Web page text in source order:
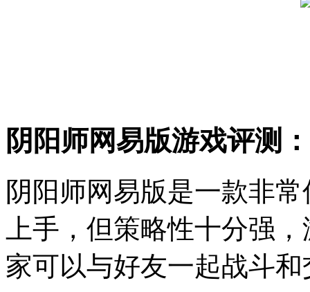
阴阳师网易版游戏评测：
阴阳师网易版是一款非
上手，但策略性十分强
家可以与好友一起战斗和